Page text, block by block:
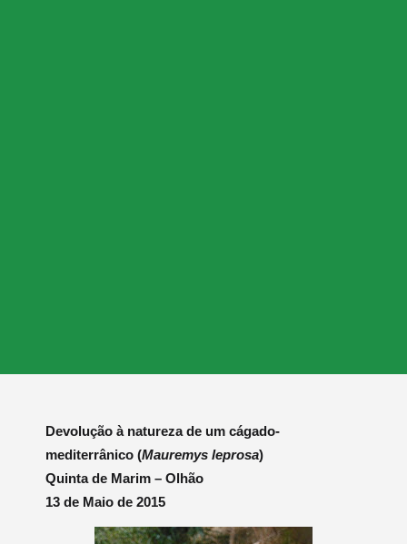
Devolução à natureza de um cágado-
mediterrânico (Mauremys leprosa)
Quinta de Marim – Olhão
13 de Maio de 2015